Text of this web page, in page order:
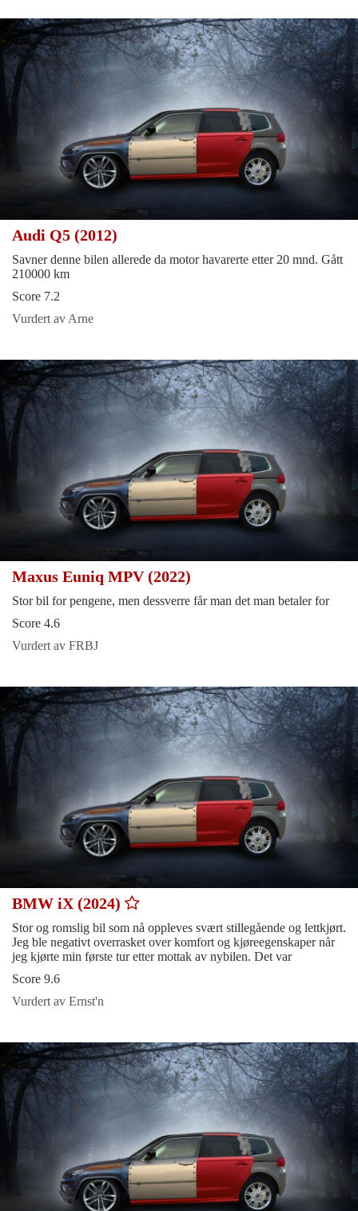
Audi Q5 (2012)
Savner denne bilen allerede da motor havarerte etter 20 mnd. Gått
210000 km
Score 7.2
Vurdert av Arne
Maxus Euniq MPV (2022)
Stor bil for pengene, men dessverre får man det man betaler for
Score 4.6
Vurdert av FRBJ
BMW iX (2024)
Stor og romslig bil som nå oppleves svært stillegående og lettkjørt.
Jeg ble negativt overrasket over komfort og kjøreegenskaper når
jeg kjørte min første tur etter mottak av nybilen. Det var
Score 9.6
Vurdert av Ernst'n